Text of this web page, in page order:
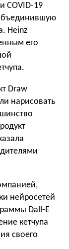
COVID-19
Heinz
его
Draw
нарисовать
нейросетей
Dall-E
кетчупа
своего